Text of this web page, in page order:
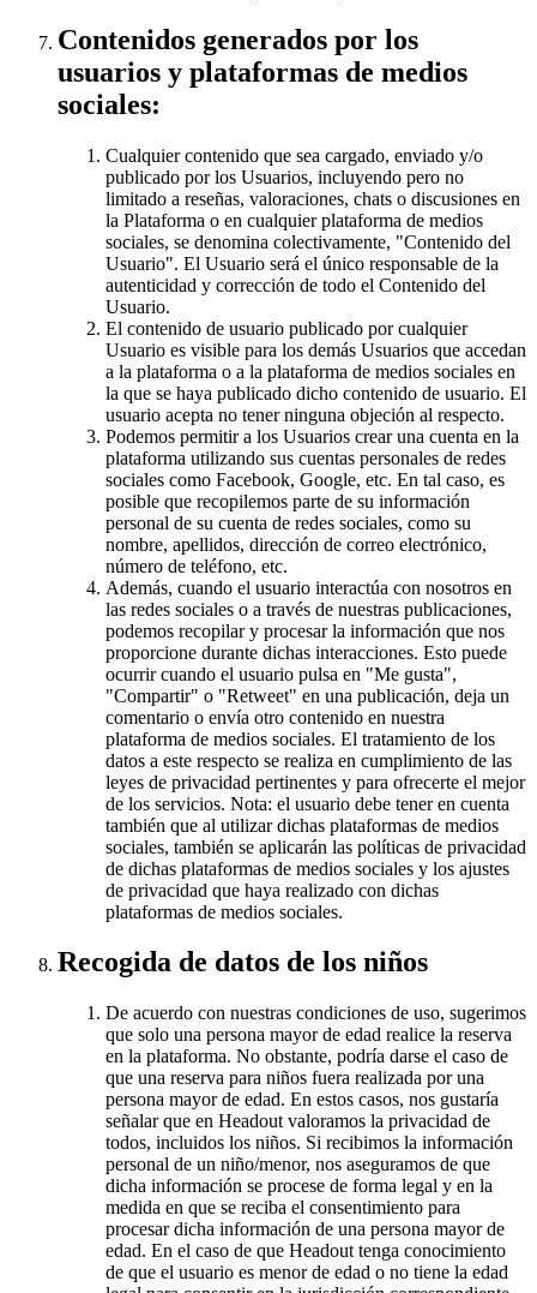
Contenidos generados por los
usuarios y plataformas de medios
sociales:
Cualquier contenido que sea cargado, enviado y/o
publicado por los Usuarios, incluyendo pero no
limitado a reseñas, valoraciones, chats o discusiones en
la Plataforma o en cualquier plataforma de medios
sociales, se denomina colectivamente, "Contenido del
Usuario". El Usuario será el único responsable de la
autenticidad y corrección de todo el Contenido del
Usuario.
El contenido de usuario publicado por cualquier
Usuario es visible para los demás Usuarios que accedan
a la plataforma o a la plataforma de medios sociales en
la que se haya publicado dicho contenido de usuario. El
usuario acepta no tener ninguna objeción al respecto.
Podemos permitir a los Usuarios crear una cuenta en la
plataforma utilizando sus cuentas personales de redes
sociales como Facebook, Google, etc. En tal caso, es
posible que recopilemos parte de su información
personal de su cuenta de redes sociales, como su
nombre, apellidos, dirección de correo electrónico,
número de teléfono, etc.
Además, cuando el usuario interactúa con nosotros en
las redes sociales o a través de nuestras publicaciones,
podemos recopilar y procesar la información que nos
proporcione durante dichas interacciones. Esto puede
ocurrir cuando el usuario pulsa en "Me gusta",
"Compartir" o "Retweet" en una publicación, deja un
comentario o envía otro contenido en nuestra
plataforma de medios sociales. El tratamiento de los
datos a este respecto se realiza en cumplimiento de las
leyes de privacidad pertinentes y para ofrecerte el mejor
de los servicios. Nota: el usuario debe tener en cuenta
también que al utilizar dichas plataformas de medios
sociales, también se aplicarán las políticas de privacidad
de dichas plataformas de medios sociales y los ajustes
de privacidad que haya realizado con dichas
plataformas de medios sociales.
Recogida de datos de los niños
De acuerdo con nuestras condiciones de uso, sugerimos
que solo una persona mayor de edad realice la reserva
en la plataforma. No obstante, podría darse el caso de
que una reserva para niños fuera realizada por una
persona mayor de edad. En estos casos, nos gustaría
señalar que en Headout valoramos la privacidad de
todos, incluidos los niños. Si recibimos la información
personal de un niño/menor, nos aseguramos de que
dicha información se procese de forma legal y en la
medida en que se reciba el consentimiento para
procesar dicha información de una persona mayor de
edad. En el caso de que Headout tenga conocimiento
de que el usuario es menor de edad o no tiene la edad